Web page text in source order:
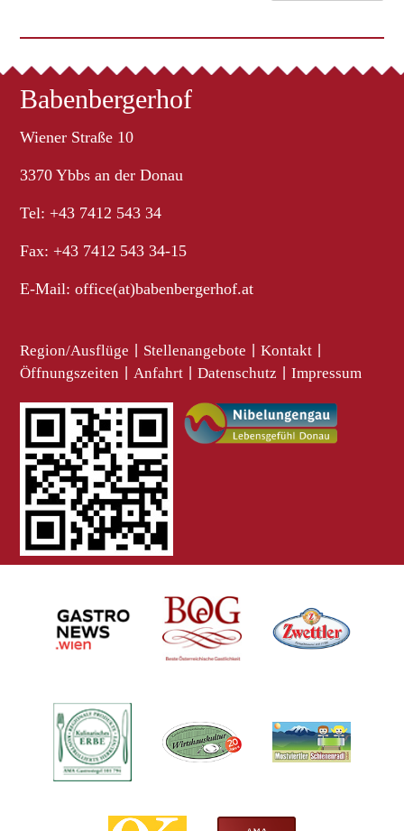
Babenbergerhof
Wiener Straße 10
3370 Ybbs an der Donau
Tel: +43 7412 543 34
Fax: +43 7412 543 34-15
E-Mail:office(at)babenbergerhof.at
Region/Ausflüge Stellenangebote Kontakt
Öffnungszeiten Anfahrt Datenschutz Impressum